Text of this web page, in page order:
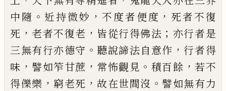
中隨 。 近持微妙 ，不度者便度 ，死者不復
死 ， 老者不復老 ， 皆從行得佛法 ； 亦行者是
三無有行亦德守 。 聽說諦法自意作 ，行者得
味 ， 譬如笮甘蔗 ， 常怖觀見 。 積百餘 ，若不
得𭀅樂 ， 窮老死 ，故在世間沒 。 譬如無有力